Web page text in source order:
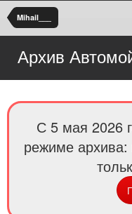
Mihail___
Архив
С 5 мая 2026
режиме архива: